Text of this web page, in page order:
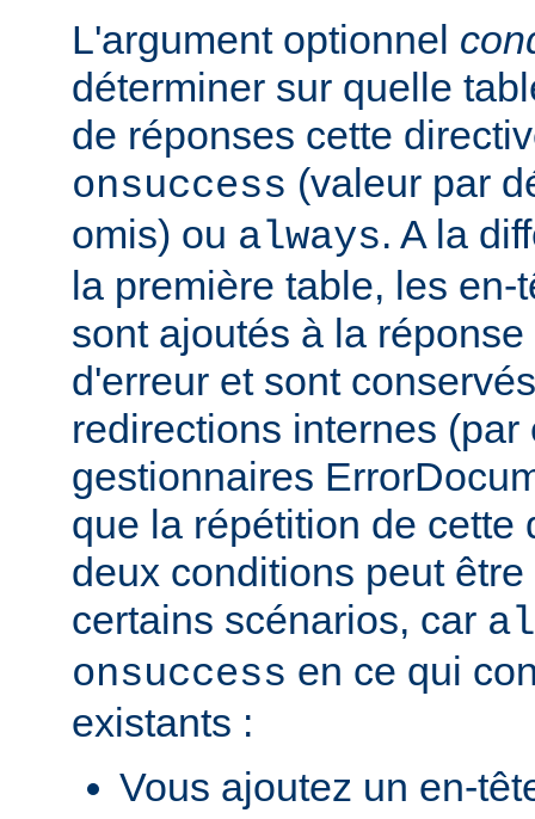
L'argument optionnel
déterminer sur quelle
de réponses cette
onsuccess (valeur par
omis) ou always. A la
la première table, les en-
sont ajoutés à la
d'erreur et sont
redirections internes (par
gestionnaires
que la répétition de cette
deux conditions peut
certains scénarios, car
onsuccess en ce qui
existants :
Vous ajoutez un en-